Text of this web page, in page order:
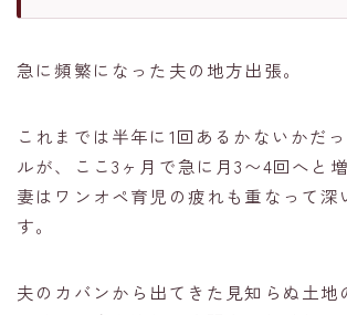
急に頻繁になった夫の地方出張。
これまでは半年に1回あるかないかだ
ルが、ここ3ヶ月で急に月3〜4回へと
妻はワンオペ育児の疲れも重なって深
す。
夫のカバンから出てきた見知らぬ土地